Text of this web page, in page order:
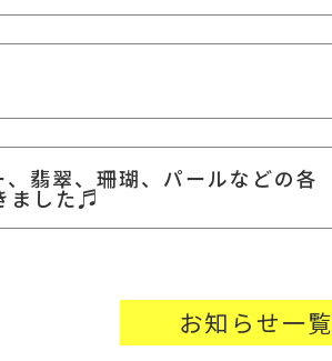
翡翠、珊瑚、パールなどの各
ました♬
お知らせ一覧